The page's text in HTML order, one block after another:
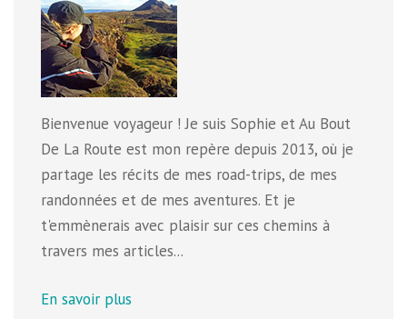
Bienvenue voyageur ! Je suis Sophie et Au Bout
De La Route est mon repère depuis 2013, où je
partage les récits de mes road-trips, de mes
randonnées et de mes aventures. Et je
t'emmènerais avec plaisir sur ces chemins à
travers mes articles...
En savoir plus